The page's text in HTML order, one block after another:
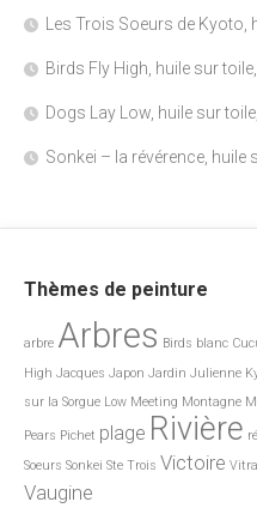
Les Trois Soeurs de
Birds Fly High, huile sur
Dogs Lay Low, huile sur
Sonkei – la révérence, huile
Thèmes de peinture
arbre Arbres Birds blanc
High Jacques Japon Jardin Julienne
sur la Sorgue Low Meeting Montagne
Pears Pichet plage Rivière
Soeurs Sonkei Ste Trois Victoire
Vaugine